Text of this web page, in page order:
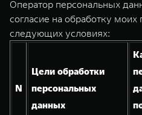
Веди за собой
от 6 499 000 ₽
ПОКУПКА АВТОМОБИЛЯ
TANK Финансы
TANK ФИНАНСЫ
Специальные предложения
ЦИФРОВЫЕ СЕРВИСЫ TANK
Оператор персональных
согласие на обработку
следующих условиях:
N
Цели обработки
персональных
данных